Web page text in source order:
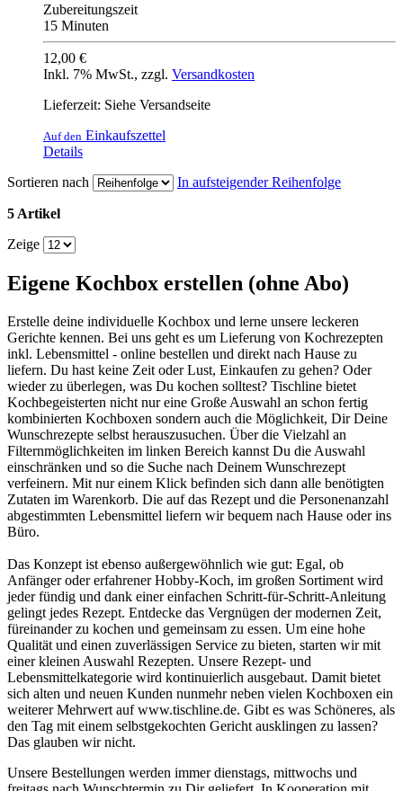
Zubereitungszeit
15 Minuten
12,00 €
Inkl. 7% MwSt., zzgl. Versandkosten
Lieferzeit: Siehe Versandseite
Auf den Einkaufszettel
Details
Sortieren nach
In aufsteigender Reihenfolge
5 Artikel
Zeige
Eigene Kochbox erstellen (ohne Abo)
Erstelle deine individuelle Kochbox und lerne unsere leckeren
Gerichte kennen. Bei uns geht es um Lieferung von Kochrezepten
inkl. Lebensmittel - online bestellen und direkt nach Hause zu
liefern. Du hast keine Zeit oder Lust, Einkaufen zu gehen? Oder
wieder zu überlegen, was Du kochen solltest? Tischline bietet
Kochbegeisterten nicht nur eine Große Auswahl an schon fertig
kombinierten Kochboxen sondern auch die Möglichkeit, Dir Deine
Wunschrezepte selbst herauszusuchen. Über die Vielzahl an
Filternmöglichkeiten im linken Bereich kannst Du die Auswahl
einschränken und so die Suche nach Deinem Wunschrezept
verfeinern. Mit nur einem Klick befinden sich dann alle benötigten
Zutaten im Warenkorb. Die auf das Rezept und die Personenanzahl
abgestimmten Lebensmittel liefern wir bequem nach Hause oder ins
Büro.
Das Konzept ist ebenso außergewöhnlich wie gut: Egal, ob
Anfänger oder erfahrener Hobby-Koch, im großen Sortiment wird
jeder fündig und dank einer einfachen Schritt-für-Schritt-Anleitung
gelingt jedes Rezept. Entdecke das Vergnügen der modernen Zeit,
füreinander zu kochen und gemeinsam zu essen. Um eine hohe
Qualität und einen zuverlässigen Service zu bieten, starten wir mit
einer kleinen Auswahl Rezepten. Unsere Rezept- und
Lebensmittelkategorie wird kontinuierlich ausgebaut. Damit bietet
sich alten und neuen Kunden nunmehr neben vielen Kochboxen ein
weiterer Mehrwert auf www.tischline.de. Gibt es was Schöneres, als
den Tag mit einem selbstgekochten Gericht ausklingen zu lassen?
Das glauben wir nicht.
Unsere Bestellungen werden immer dienstags, mittwochs und